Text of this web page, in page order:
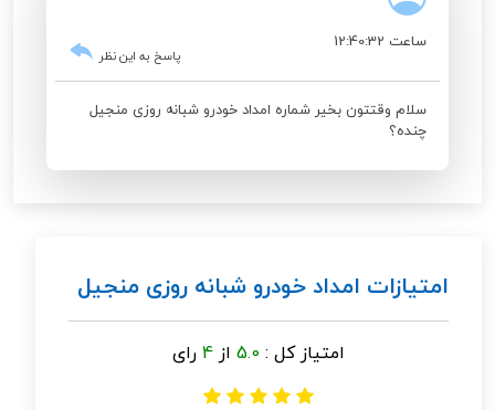
ساعت 12:40:32
پاسخ به این نظر
سلام وقتتون بخیر شماره امداد خودرو شبانه روزی منجیل
چنده؟
امتیازات امداد خودرو شبانه روزی منجیل
امتیاز کل : 5.0 از4رای